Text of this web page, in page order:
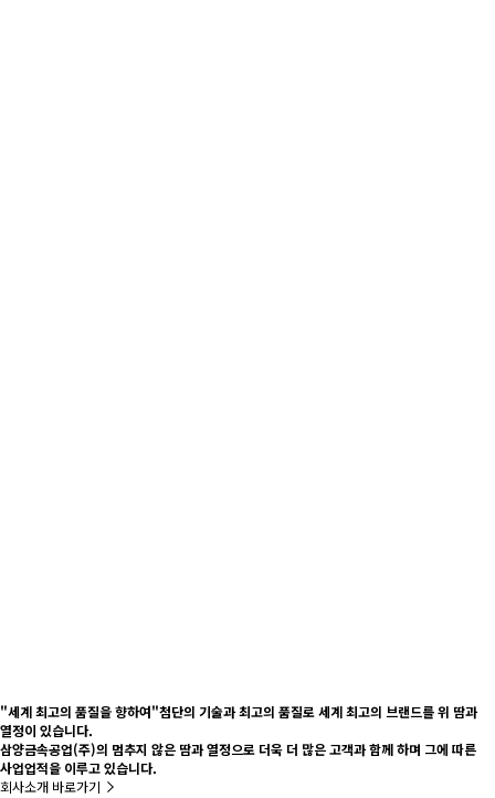
"세계 최고의 품질을 향하여"첨단의 기술과 최고의 품질로 세계 최고의 브랜드를 위 땀과
열정이 있습니다.
삼양금속공업(주)의 멈추지 않은 땀과 열정으로 더욱 더 많은 고객과 함께 하며 그에 따른
사업업적을 이루고 있습니다.
회사소개 바로가기